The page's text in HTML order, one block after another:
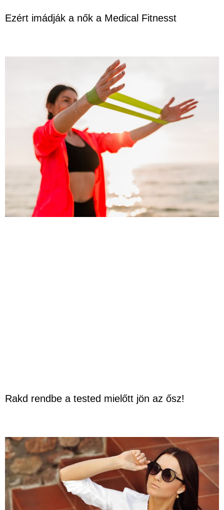
Ezért imádják a nők a Medical Fitnesst
Rakd rendbe a tested mielőtt jön az ősz!